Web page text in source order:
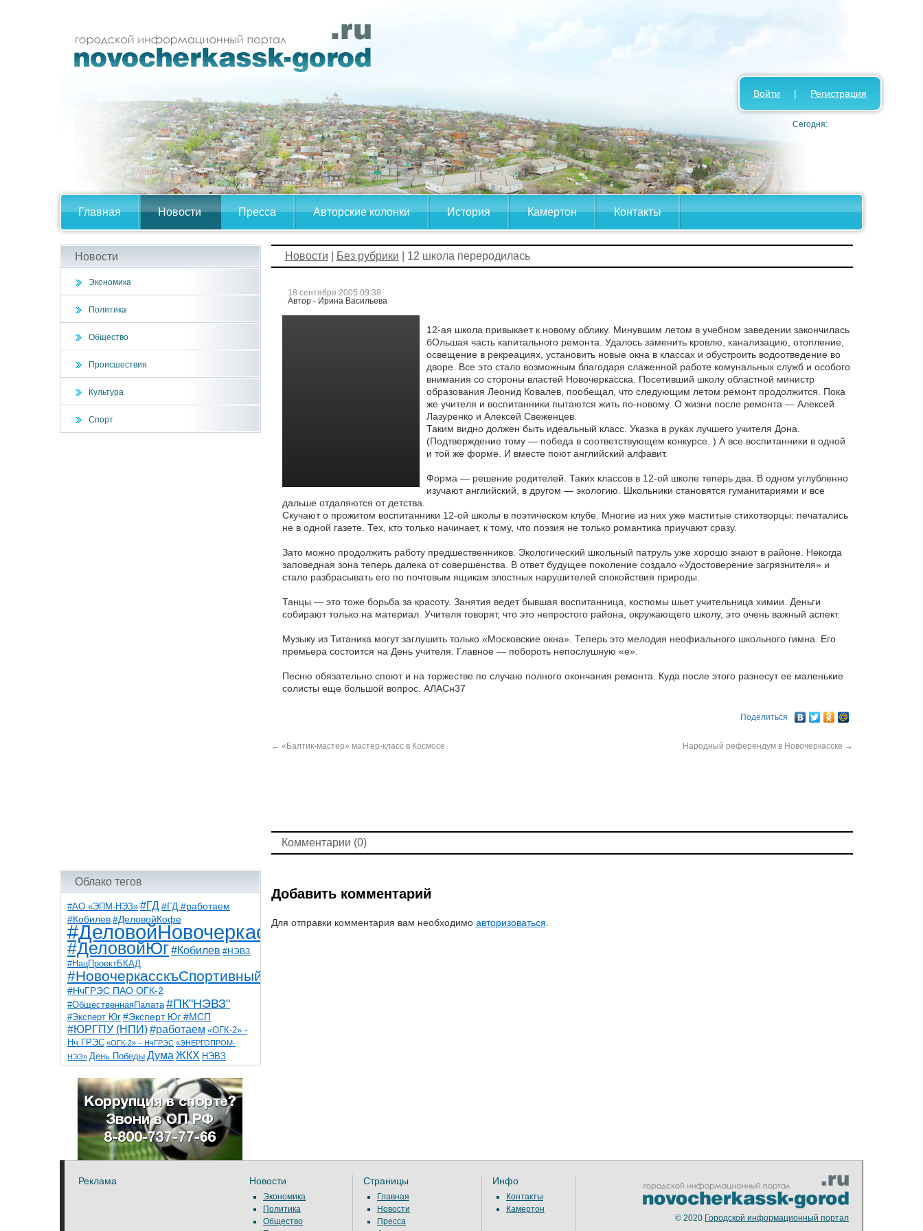
Главная Новости Пресса Авторские колонки История Камертон Контакты
Войти | Регистрация
Сегодня:
Новости
Экономика
Политика
Общество
Происшествия
Культура
Спорт
Облако тегов
#АО «ЭПМ-НЭЗ» #ГД #ГД #работаем
#Кобилев #ДеловойКофе
#ДеловойНовочеркасск
#ДеловойЮг#Кобилев #НЭВЗ
#НацПроектБКАД
#НовочеркасскъСпортивный
#НчГРЭС ПАО ОГК-2
#ОбщественнаяПалата #ПК"НЭВЗ"
#Эксперт Юг #Эксперт Юг #МСП
#ЮРГПУ (НПИ)#работаем «ОГК-2» -
Нч ГРЭС «ОГК-2» – НчГРЭС «ЭНЕРГОПРОМ-
НЭЗ» День Победы Дума ЖКХ НЭВЗ
НчГРЭС ТНТ
благоустройствоветераны выборы
детидороги казаки коррупция космос
общественная палата парк пожар роща
спорт театр транспорт художники
Новости Без рубрики | 12 школа переродилась
18 сентября 2005 09:38
Автор - Ирина Васильева
12-ая школа привыкает к новому облику. Минувшим летом в учебном заведении закончилась
бОльшая часть капитального ремонта. Удалось заменить кровлю, канализацию, отопление,
освещение в рекреациях, установить новые окна в классах и обустроить водоотведение во
дворе. Все это стало возможным благодаря слаженной работе комунальных служб и особого
внимания со стороны властей Новочеркасска. Посетивший школу областной министр
образования Леонид Ковалев, пообещал, что следующим летом ремонт продолжится. Пока
же учителя и воспитанники пытаются жить по-новому. О жизни после ремонта — Алексей
Лазуренко и Алексей Свеженцев.
Таким видно должен быть идеальный класс. Указка в руках лучшего учителя Дона.
(Подтверждение тому — победа в соответствующем конкурсе. ) А все воспитанники в одной
и той же форме. И вместе поют английский алфавит.
Форма — решение родителей. Таких классов в 12-ой школе теперь два. В одном углубленно
изучают английский, в другом — экологию. Школьники становятся гуманитариями и все
дальше отдаляются от детства.
Скучают о прожитом воспитанники 12-ой школы в поэтическом клубе. Многие из них уже маститые стихотворцы: печатались
не в одной газете. Тех, кто только начинает, к тому, что поэзия не только романтика приучают сразу.
Зато можно продолжить работу предшественников. Экологический школьный патруль уже хорошо знают в районе. Некогда
заповедная зона теперь далека от совершенства. В ответ будущее поколение создало «Удостоверение загрязнителя» и
стало разбрасывать его по почтовым ящикам злостных нарушителей спокойствия природы.
Танцы — это тоже борьба за красоту. Занятия ведет бывшая воспитанница, костюмы шьет учительница химии. Деньги
собирают только на материал. Учителя говорят, что это непростого района, окружающего школу, это очень важный аспект.
Музыку из Титаника могут заглушить только «Московские окна». Теперь это мелодия неофиального школьного гимна. Его
премьера состоится на День учителя. Главное — побороть непослушную «е».
Песню обязательно споют и на торжестве по случаю полного окончания ремонта. Куда после этого разнесут ее маленькие
солисты еще большой вопрос. АЛАСн37
Поделиться
← «Балтик-мастер» мастер-класс в Космосе Народный референдум в Новочеркасске →
Комментарии (0)
Добавить комментарий
Для отправки комментария вам необходимо авторизоваться.
Реклама Новости
Экономика
Политика
Общество
Страницы
Главная
Новости
Пресса
Инфо
Контакты
Камертон
© 2020 Городской информационный портал